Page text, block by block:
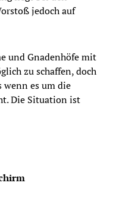
jedoch auf
und Gnadenhöfe mit
zu schaffen, doch
wenn es um die
Die Situation ist